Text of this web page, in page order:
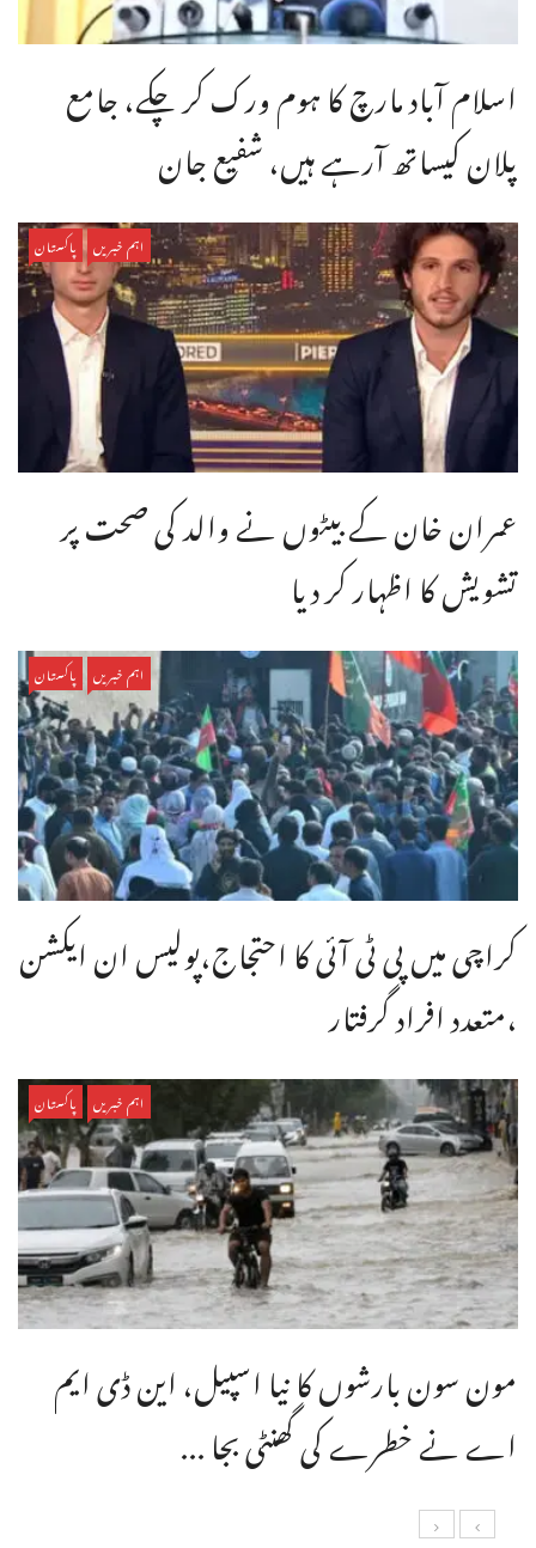
اسلام آباد مارچ کا ہوم ورک کر چکے، جامع
پلان کیساتھ آرہے ہیں، شفیع جان
اہم خبریں پاکستان
عمران خان کے بیٹوں نے والد کی صحت پر
تشویش کا اظہار کر دیا
اہم خبریں پاکستان
کراچی میں پی ٹی آئی کا احتجاج،پولیس ان ایکشن
،متعدد افراد گرفتار
اہم خبریں پاکستان
مون سون بارشوں کا نیا اسپیل، این ڈی ایم
اے نے خطرے کی گھنٹی بجا ...